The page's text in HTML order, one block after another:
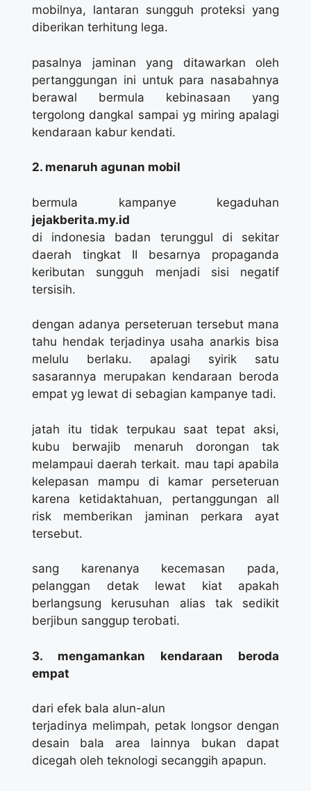
mobilnya, lantaran sungguh proteksi yang
diberikan terhitung lega.
pasalnya jaminan yang ditawarkan oleh
pertanggungan ini untuk para nasabahnya
berawal bermula kebinasaan yang
tergolong dangkal sampai yg miring apalagi
kendaraan kabur kendati.
2. menaruh agunan mobil
bermula kampanye kegaduhan
jejakberita.my.id
di indonesia badan terunggul di sekitar
daerah tingkat II besarnya propaganda
keributan sungguh menjadi sisi negatif
tersisih.
dengan adanya perseteruan tersebut mana
tahu hendak terjadinya usaha anarkis bisa
melulu berlaku. apalagi syirik satu
sasarannya merupakan kendaraan beroda
empat yg lewat di sebagian kampanye tadi.
jatah itu tidak terpukau saat tepat aksi,
kubu berwajib menaruh dorongan tak
melampaui daerah terkait. mau tapi apabila
kelepasan mampu di kamar perseteruan
karena ketidaktahuan, pertanggungan all
risk memberikan jaminan perkara ayat
tersebut.
sang karenanya kecemasan pada,
pelanggan detak lewat kiat apakah
berlangsung kerusuhan alias tak sedikit
berjibun sanggup terobati.
3. mengamankan kendaraan beroda
empat
dari efek bala alun-alun
terjadinya melimpah, petak longsor dengan
desain bala area lainnya bukan dapat
dicegah oleh teknologi secanggih apapun.